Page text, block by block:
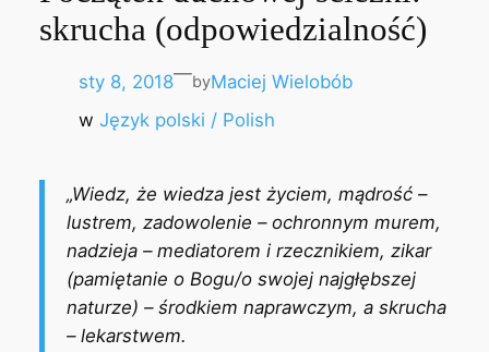
skrucha (odpowiedzialność)
sty 8, 2018—byMaciej Wielobób
w Język polski / Polish
„Wiedz, że wiedza jest życiem, mądrość –
lustrem, zadowolenie – ochronnym murem,
nadzieja – mediatorem i rzecznikiem, zikar
(pamiętanie o Bogu/o swojej najgłębszej
naturze) – środkiem naprawczym, a skrucha
– lekarstwem.